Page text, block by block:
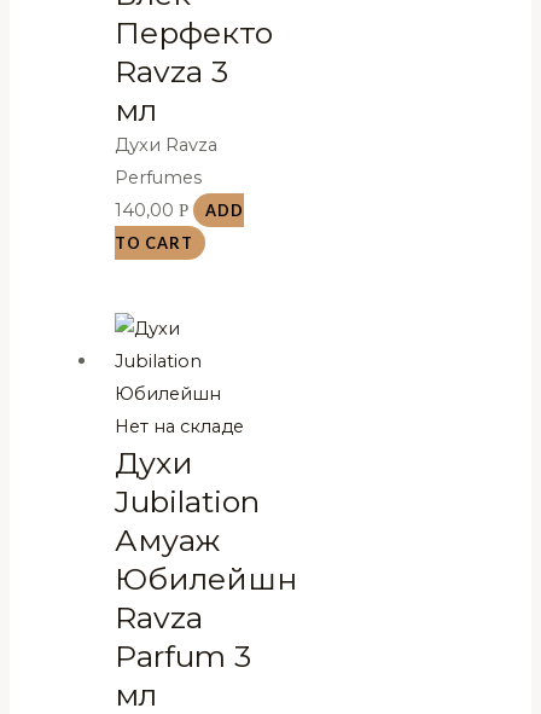
Перфекто
Ravza 3
мл
Духи Ravza
Perfumes
140,00Р
ADD
TO CART
Нет на складе
Духи
Jubilation
Амуаж
Юбилейшн
Ravza
Parfum 3
мл